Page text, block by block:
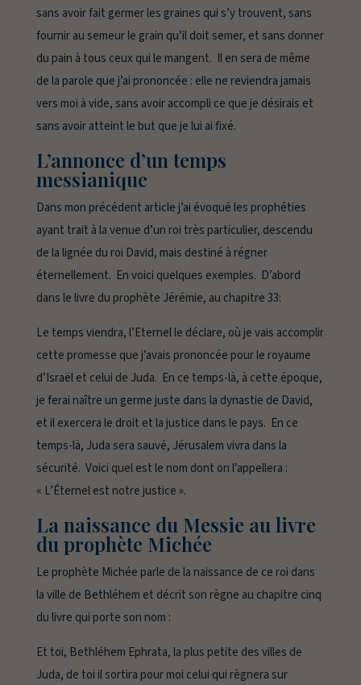
sans avoir fait germer les graines qui s’y trouvent, sans
fournir au semeur le grain qu’il doit semer, et sans donner
du pain à tous ceux qui le mangent. Il en sera de même
de la parole que j’ai prononcée : elle ne reviendra jamais
vers moi à vide, sans avoir accompli ce que je désirais et
sans avoir atteint le but que je lui ai fixé.
L’annonce d’un temps
messianique
Dans mon précédent article j’ai évoqué les prophéties
ayant trait à la venue d’un roi très particulier, descendu
de la lignée du roi David, mais destiné à régner
éternellement. En voici quelques exemples. D’abord
dans le livre du prophète Jérémie, au chapitre 33:
Le temps viendra, l’Eternel le déclare, où je vais accomplir
cette promesse que j’avais prononcée pour le royaume
d’Israël et celui de Juda. En ce temps-là, à cette époque,
je ferai naître un germe juste dans la dynastie de David,
et il exercera le droit et la justice dans le pays. En ce
temps-là, Juda sera sauvé, Jérusalem vivra dans la
sécurité. Voici quel est le nom dont on l’appellera :
« L’Éternel est notre justice ».
La naissance du Messie au livre
du prophète Michée
Le prophète Michée parle de la naissance de ce roi dans
la ville de Bethléhem et décrit son règne au chapitre cinq
du livre qui porte son nom :
Et toi, Bethléhem Ephrata, la plus petite des villes de
Juda, de toi il sortira pour moi celui qui règnera sur